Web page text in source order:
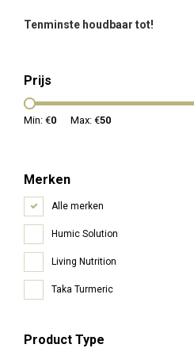
Tenminste houdbaar tot!
Prijs
Min: €0 Max: €50
Merken
Alle merken
Humic Solution
Living Nutrition
Taka Turmeric
Product Type